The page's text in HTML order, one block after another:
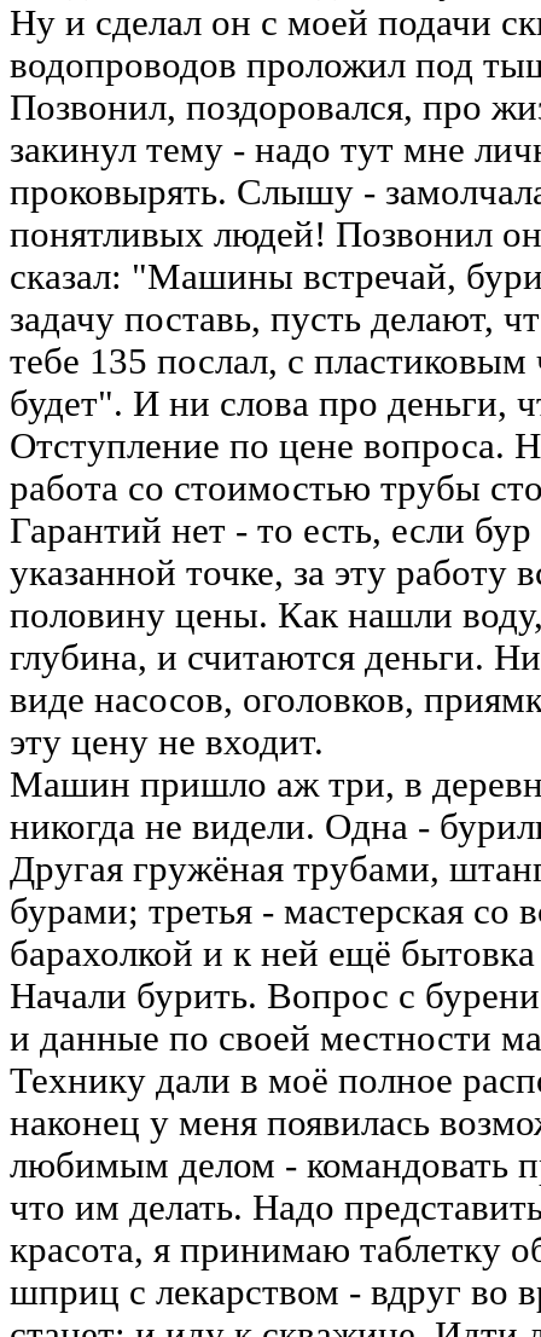
Ну и сделал он с моей подачи
водопроводов проложил под
Позвонил, поздоровался, про
закинул тему - надо тут мне
проковырять. Слышу -
понятливых людей! Позвонил
сказал: "Машины встречай,
задачу поставь, пусть делают,
тебе 135 послал, с
будет". И ни слова про деньги,
Отступление по цене вопроса.
работа со стоимостью трубы
Гарантий нет - то есть, если
указанной точке, за эту работу
половину цены. Как нашли
глубина, и считаются деньги.
виде насосов, оголовков,
эту цену не входит.
Машин пришло аж три, в
никогда не видели. Одна -
Другая гружёная трубами,
бурами; третья - мастерская со
барахолкой и к ней ещё
Начали бурить. Вопрос с
и данные по своей местности
Технику дали в моё полное
наконец у меня появилась
любимым делом - командовать
что им делать. Надо
красота, я принимаю таблетку
шприц с лекарством - вдруг во